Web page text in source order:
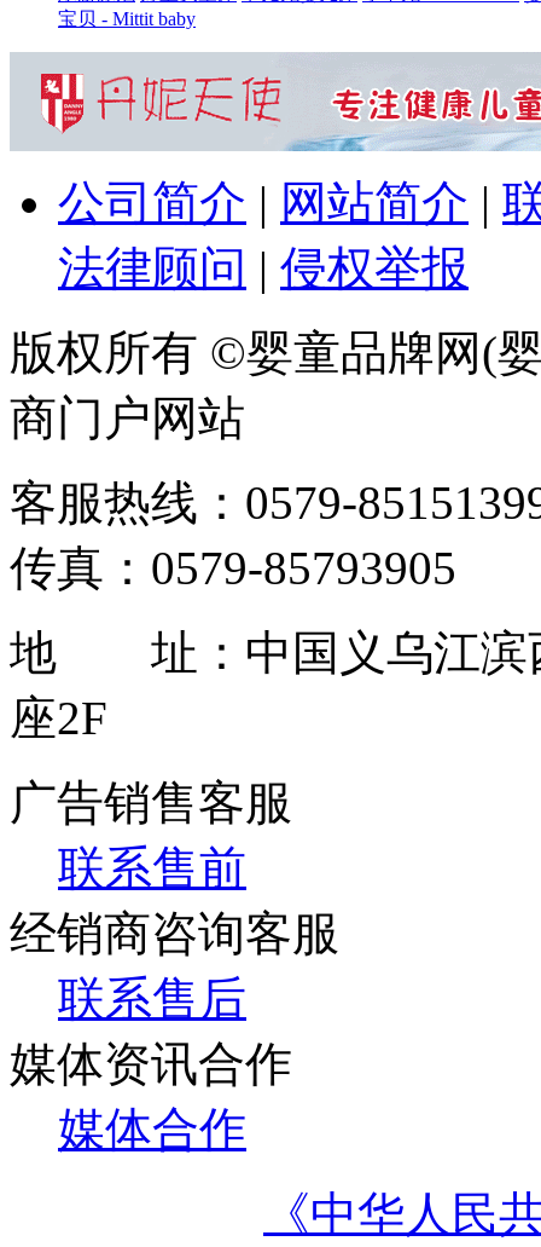
宝贝 - Mittit baby
公司简介 | 网站简介 |
法律顾问 | 侵权举报
版权所有 ©婴童品牌网(
商门户网站
客服热线：0579-
传真：0579-85793905
地 址：中国义乌江滨
座2F
广告销售客服
联系售前
经销商咨询客服
联系售后
媒体资讯合作
媒体合作
《中华人民